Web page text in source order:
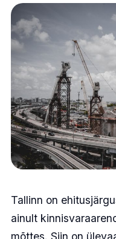
Tallinn on
ainult
mõttes. Siin on